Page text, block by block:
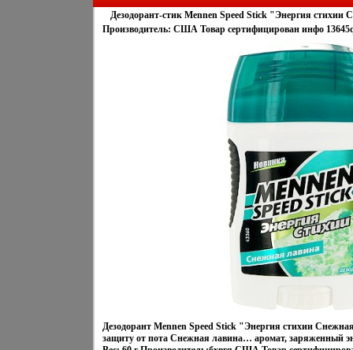
Дезодорант-стик Mennen Speed Stick "Энергия стихии
Производитель: США Товар сертифицирован инфо
Дезодорант Mennen Speed Stick "Энергия стихии
защиту от пота Снежная лавина… аромат, заряженный